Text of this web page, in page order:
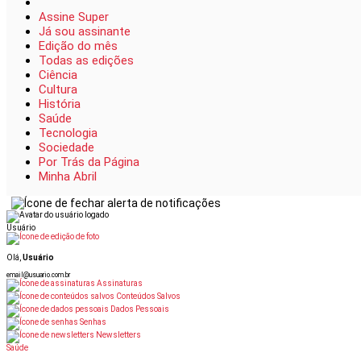
Assine Super
Já sou assinante
Edição do mês
Todas as edições
Ciência
Cultura
História
Saúde
Tecnologia
Sociedade
Por Trás da Página
Minha Abril
Usuário
Olá, Usuário
email@usuario.com.br
Assinaturas
Conteúdos Salvos
Dados Pessoais
Senhas
Newsletters
Saúde